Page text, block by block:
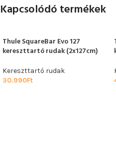
Kapcsolódó termékek
Thule SquareBar Evo 127
kereszttartó rudak (2x127cm)
Kereszttartó rudak
30.990Ft